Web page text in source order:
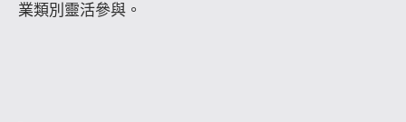
業類別靈活參與。